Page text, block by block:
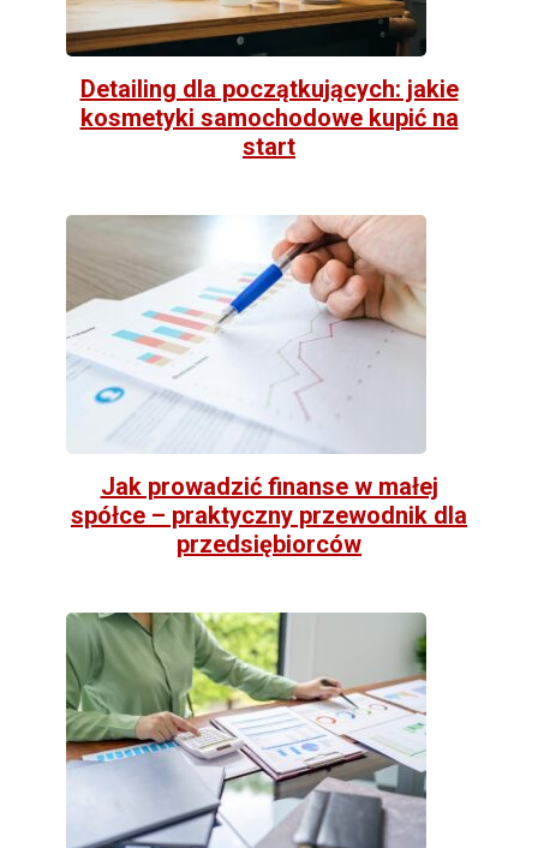
Detailing dla początkujących: jakie
kosmetyki samochodowe kupić na
start
Jak prowadzić finanse w małej
spółce – praktyczny przewodnik dla
przedsiębiorców